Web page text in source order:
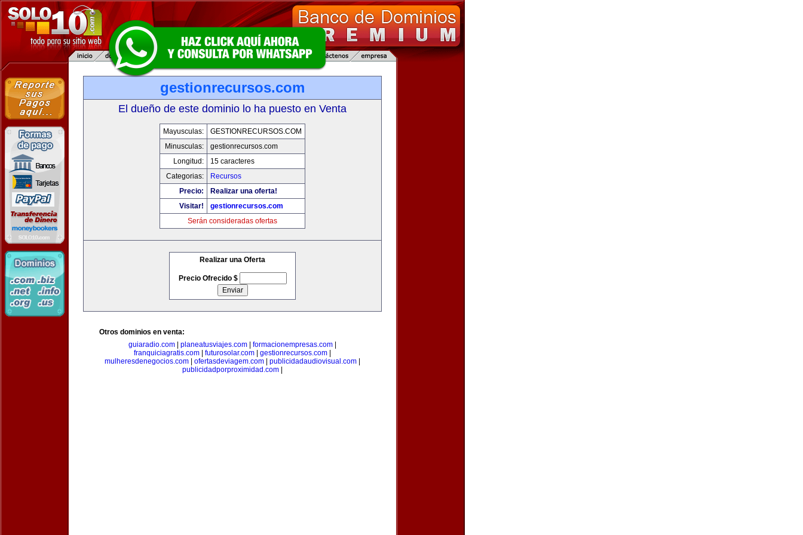
gestionrecursos.com
El dueño de este dominio lo ha puesto en Venta
Mayusculas:
GESTIONRECURSOS.COM
Minusculas:
gestionrecursos.com
Longitud:
15 caracteres
Categorias:
Recursos
Precio:
Realizar una oferta!
Visitar!
gestionrecursos.com
Serán consideradas ofertas
Realizar una Oferta
Precio Ofrecido $
Otros dominios en venta:
guiaradio.com
planeatusviajes.com formacionempresas.com
franquiciagratis.com
futurosolar.com gestionrecursos.com
mulheresdenegocios.com
ofertasdeviagem.com publicidadaudiovisual.com
publicidadporproximidad.com